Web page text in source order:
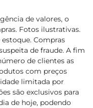
de valores, o
Fotos ilustrativas.
Compras
de fraude. A fim
de clientes as
com preços
limitada por
são exclusivos para
de hoje, podendo